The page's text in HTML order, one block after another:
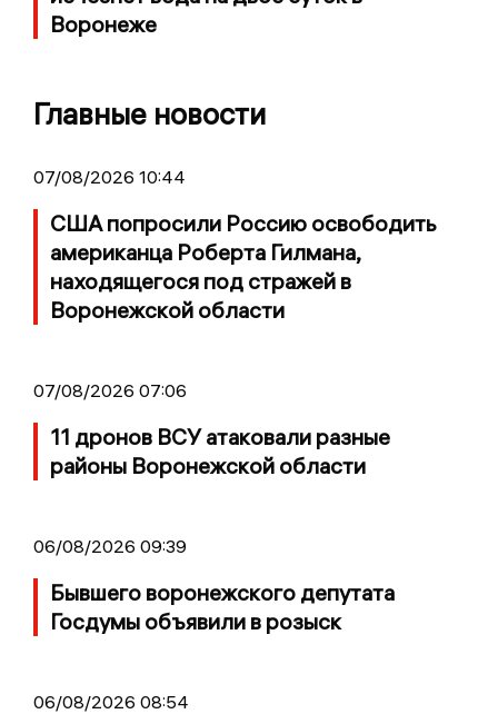
Воронеже
Главные новости
07/08/2026 10:44
США попросили Россию освободить
американца Роберта Гилмана,
находящегося под стражей в
Воронежской области
07/08/2026 07:06
11 дронов ВСУ атаковали разные
районы Воронежской области
06/08/2026 09:39
Бывшего воронежского депутата
Госдумы объявили в розыск
06/08/2026 08:54